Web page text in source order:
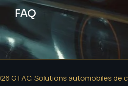
FAQ
GTAC. Solutions automobiles de